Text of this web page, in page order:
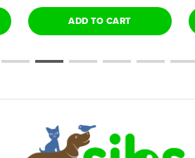
ADD TO CART